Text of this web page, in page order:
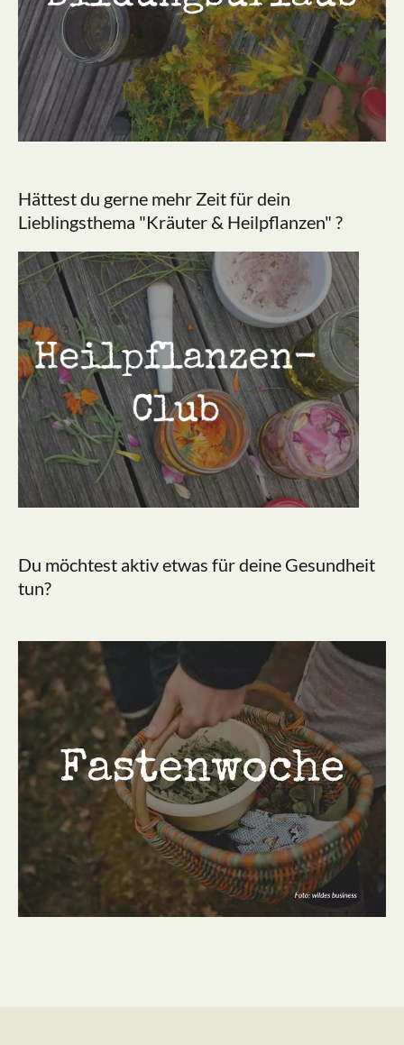
Hättest du gerne mehr Zeit für dein
Lieblingsthema "Kräuter & Heilpflanzen" ?
Du möchtest aktiv etwas für deine Gesundheit
tun?